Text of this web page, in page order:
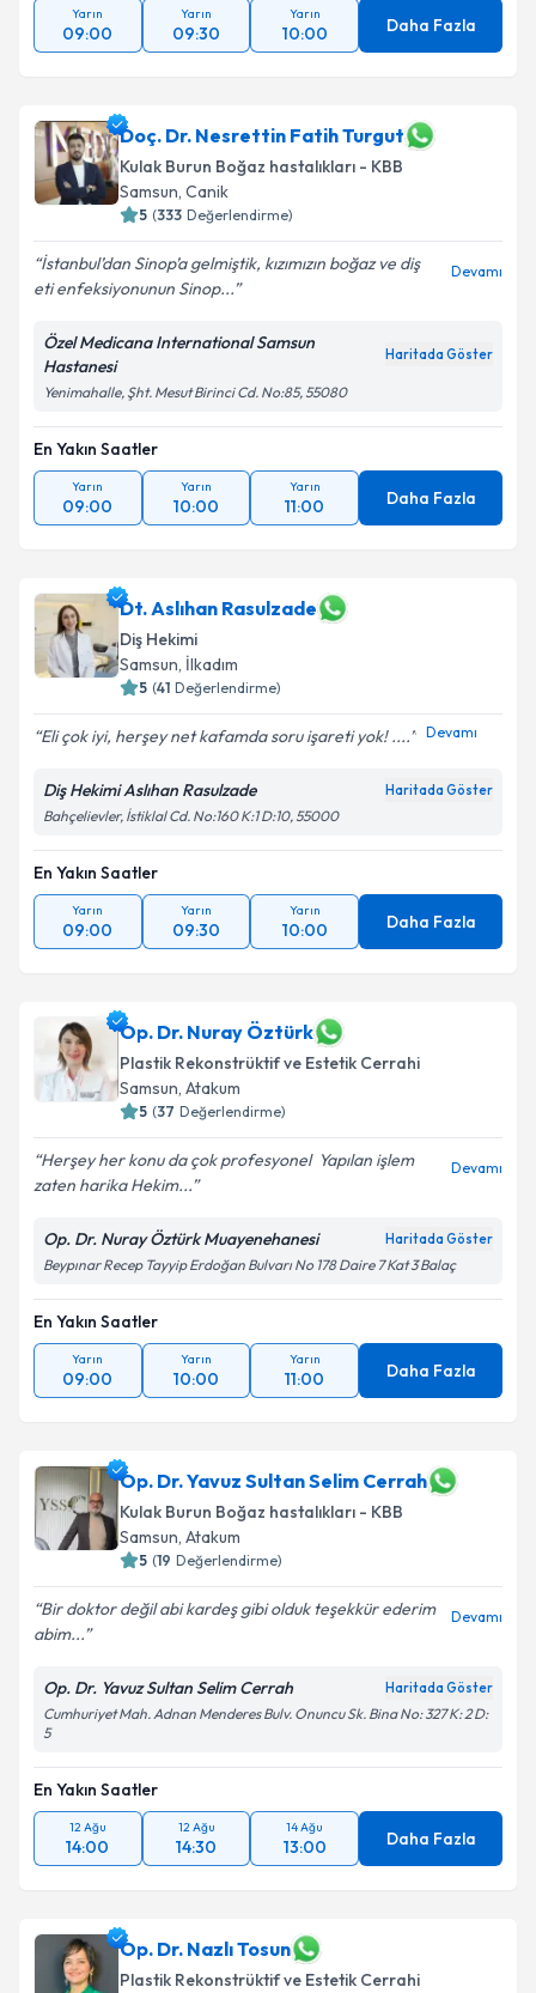
Yarın
09:00
Yarın
09:30
Yarın
10:00 Daha Fazla
Doç. Dr. Nesrettin Fatih Turgut
Kulak Burun Boğaz hastalıkları - KBB
Samsun, Canik
5 (333 Değerlendirme)
İstanbul’dan Sinop’a gelmiştik, kızımızın boğaz ve diş
eti enfeksiyonunun Sinop...
Devamı
Özel Medicana International Samsun
Hastanesi
Haritada Göster
Yenimahalle, Şht. Mesut Birinci Cd. No:85, 55080
En Yakın Saatler
Yarın
09:00
Yarın
10:00
Yarın
11:00 Daha Fazla
Dt. Aslıhan Rasulzade
Diş Hekimi
Samsun, İlkadım
5 (41 Değerlendirme)
Eli çok iyi, herşey net kafamda soru işareti yok! .... Devamı
Diş Hekimi Aslıhan Rasulzade Haritada Göster
Bahçelievler, İstiklal Cd. No:160 K:1 D:10, 55000
En Yakın Saatler
Yarın
09:00
Yarın
09:30
Yarın
10:00 Daha Fazla
Op. Dr. Nuray Öztürk
Plastik Rekonstrüktif ve Estetik Cerrahi
Samsun, Atakum
5 (37 Değerlendirme)
Herşey her konu da çok profesyonel ️ Yapılan işlem
zaten harika Hekim...
Devamı
Op. Dr. Nuray Öztürk Muayenehanesi Haritada Göster
Beypınar Recep Tayyip Erdoğan Bulvarı No 178 Daire 7 Kat 3 Balaç
En Yakın Saatler
Yarın
09:00
Yarın
10:00
Yarın
11:00 Daha Fazla
Op. Dr. Yavuz Sultan Selim Cerrah
Kulak Burun Boğaz hastalıkları - KBB
Samsun, Atakum
5 (19 Değerlendirme)
Bir doktor değil abi kardeş gibi olduk teşekkür ederim
abim...
Devamı
Op. Dr. Yavuz Sultan Selim Cerrah Haritada Göster
Cumhuriyet Mah. Adnan Menderes Bulv. Onuncu Sk. Bina No: 327 K: 2 D:
5
En Yakın Saatler
12 Ağu
14:00
12 Ağu
14:30
14 Ağu
13:00 Daha Fazla
Op. Dr. Nazlı Tosun
Plastik Rekonstrüktif ve Estetik Cerrahi